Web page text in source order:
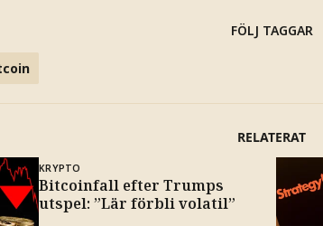
FÖLJ TAGGAR
RELATERAT
KRYPTO
Bitcoinfall efter Trumps
utspel: ”Lär förbli volatil”